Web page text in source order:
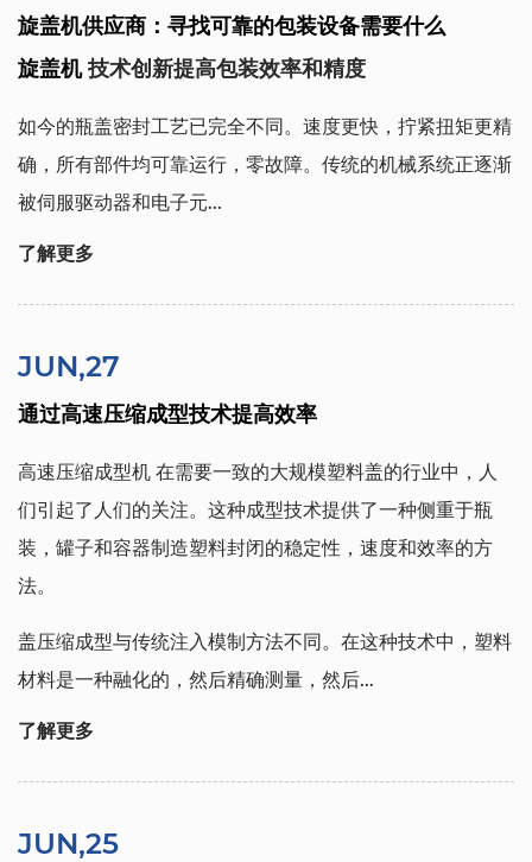
旋盖机供应商：寻找可靠的包装设备需要什么
旋盖机技术创新提高包装效率和精度
如今的瓶盖密封工艺已完全不同。速度更快，拧紧扭矩更精
确，所有部件均可靠运行，零故障。传统的机械系统正逐渐
被伺服驱动器和电子元...
了解更多
JUN,27
通过高速压缩成型技术提高效率
高速压缩成型机 在需要一致的大规模塑料盖的行业中，人
们引起了人们的关注。这种成型技术提供了一种侧重于瓶
装，罐子和容器制造塑料封闭的稳定性，速度和效率的方
法。
盖压缩成型与传统注入模制方法不同。在这种技术中，塑料
材料是一种融化的，然后精确测量，然后...
了解更多
JUN,25